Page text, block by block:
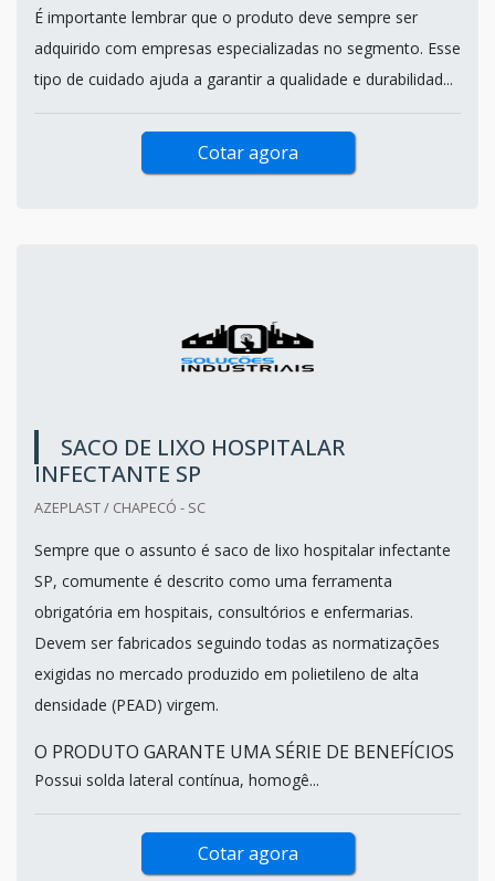
É importante lembrar que o produto deve sempre ser
adquirido com empresas especializadas no segmento. Esse
tipo de cuidado ajuda a garantir a qualidade e durabilidad...
Cotar agora
SACO DE LIXO HOSPITALAR
INFECTANTE SP
AZEPLAST / CHAPECÓ - SC
Sempre que o assunto é saco de lixo hospitalar infectante
SP, comumente é descrito como uma ferramenta
obrigatória em hospitais, consultórios e enfermarias.
Devem ser fabricados seguindo todas as normatizações
exigidas no mercado produzido em polietileno de alta
densidade (PEAD) virgem.
O PRODUTO GARANTE UMA SÉRIE DE BENEFÍCIOS
Possui solda lateral contínua, homogê...
Cotar agora